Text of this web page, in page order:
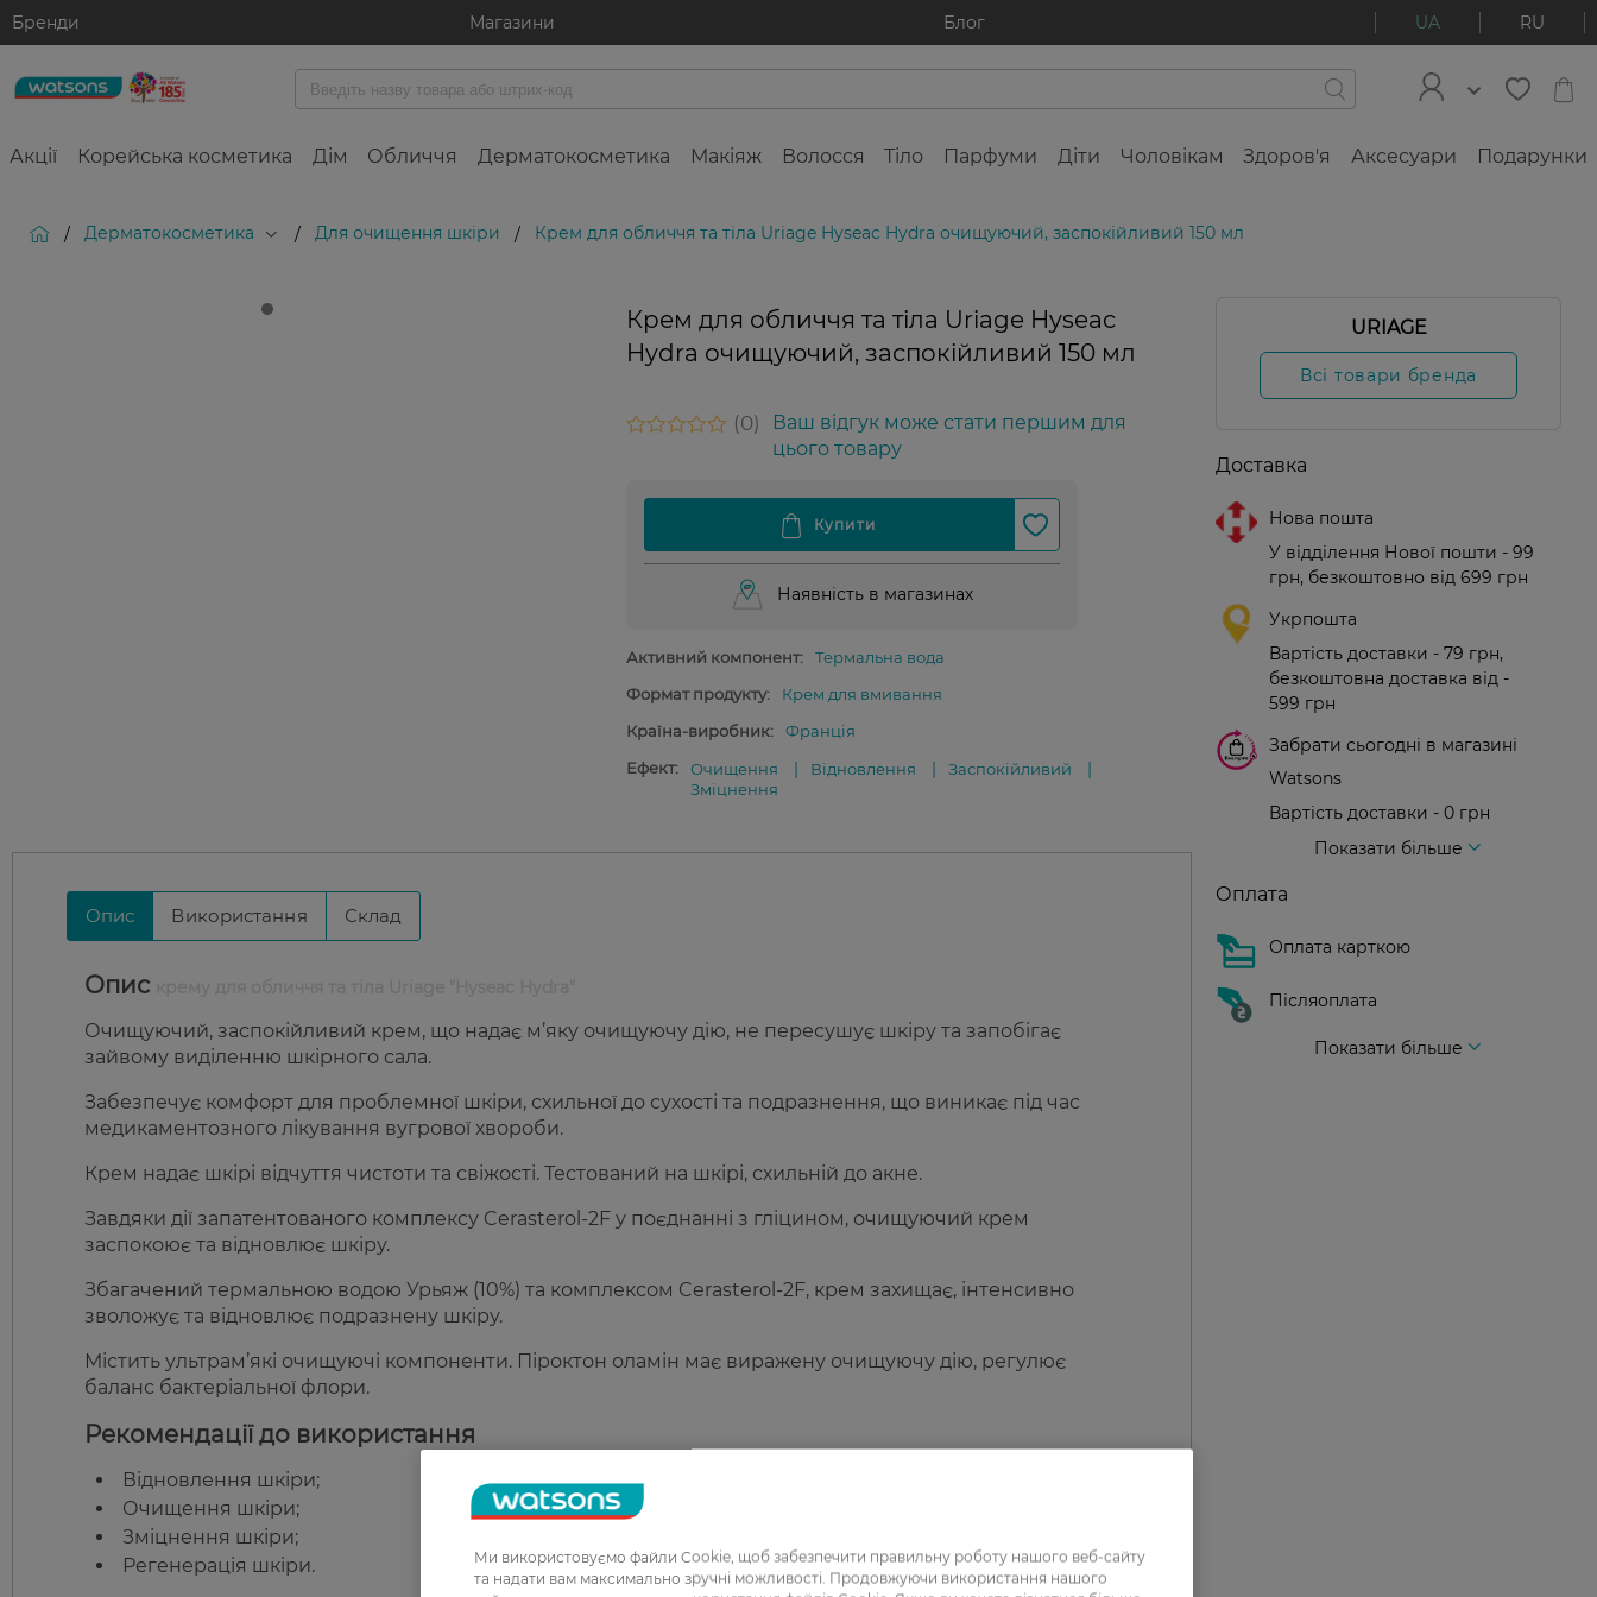
Бренди Магазини Блог UA RU
Акції Корейська косметика Дім Обличчя Дерматокосметика Макіяж Волосся Тіло Парфуми Діти Чоловікам Здоров'я Аксесуари Подарунки
/ Дерматокосметика / Для очищення шкіри / Крем для обличчя та тіла Uriage Hyseac Hydra очищуючий, заспокійливий 150 мл
Крем для обличчя та тіла Uriage Hyseac
Hydra очищуючий, заспокійливий 150 мл
0
Ваш відгук може стати першим для
цього товару
Наявність в магазинах
Активний компонент:
Термальна вода
Формат продукту:
Крем для вмивання
Країна-виробник:
Франція
Ефект:
Очищення Відновлення
Заспокійливий
Зміцнення
Опис Використання Склад
Опис
Очищуючий, заспокійливий крем, що надає м’яку очищуючу дію, не пересушує шкіру та запобігає
зайвому виділенню шкірного сала.
Забезпечує комфорт для проблемної шкіри, схильної до сухості та подразнення, що виникає під час
медикаментозного лікування вугрової хвороби.
Крем надає шкірі відчуття чистоти та свіжості. Тестований на шкірі, схильній до акне.
Завдяки дії запатентованого комплексу Cerasterol-2F у поєднанні з гліцином, очищуючий крем
заспокоює та відновлює шкіру.
Збагачений термальною водою Урьяж (10%) та комплексом Cerasterol-2F, крем захищає, інтенсивно
зволожує та відновлює подразнену шкіру.
Містить ультрам’які очищуючі компоненти. Піроктон оламін має виражену очищуючу дію, регулює
баланс бактеріальної флори.
Рекомендації до використання
Відновлення шкіри;
Очищення шкіри;
Зміцнення шкіри;
Регенерація шкіри.
URIAGE
Всі товари бренда
Доставка
Нова пошта
У відділення Нової пошти - 99
грн, безкоштовно від 699 грн
Укрпошта
Вартість доставки - 79 грн,
безкоштовна доставка від -
599 грн
Забрати сьогодні в магазині
Watsons
Вартість доставки - 0 грн
Показати більше
Оплата
Оплата карткою
Післяоплата
Показати більше
Ми використовуємо файли Cookie, щоб забезпечити правильну роботу нашого веб-сайту
та надати вам максимально зручні можливості. Продовжуючи використання нашого